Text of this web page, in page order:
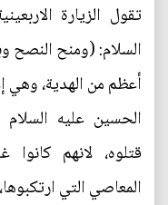
تقول الزيارة
السلام: (ومنح النصح
أعظم من الهدية،
الحسين عليه
قتلوه، لانهم
المعاصي التي